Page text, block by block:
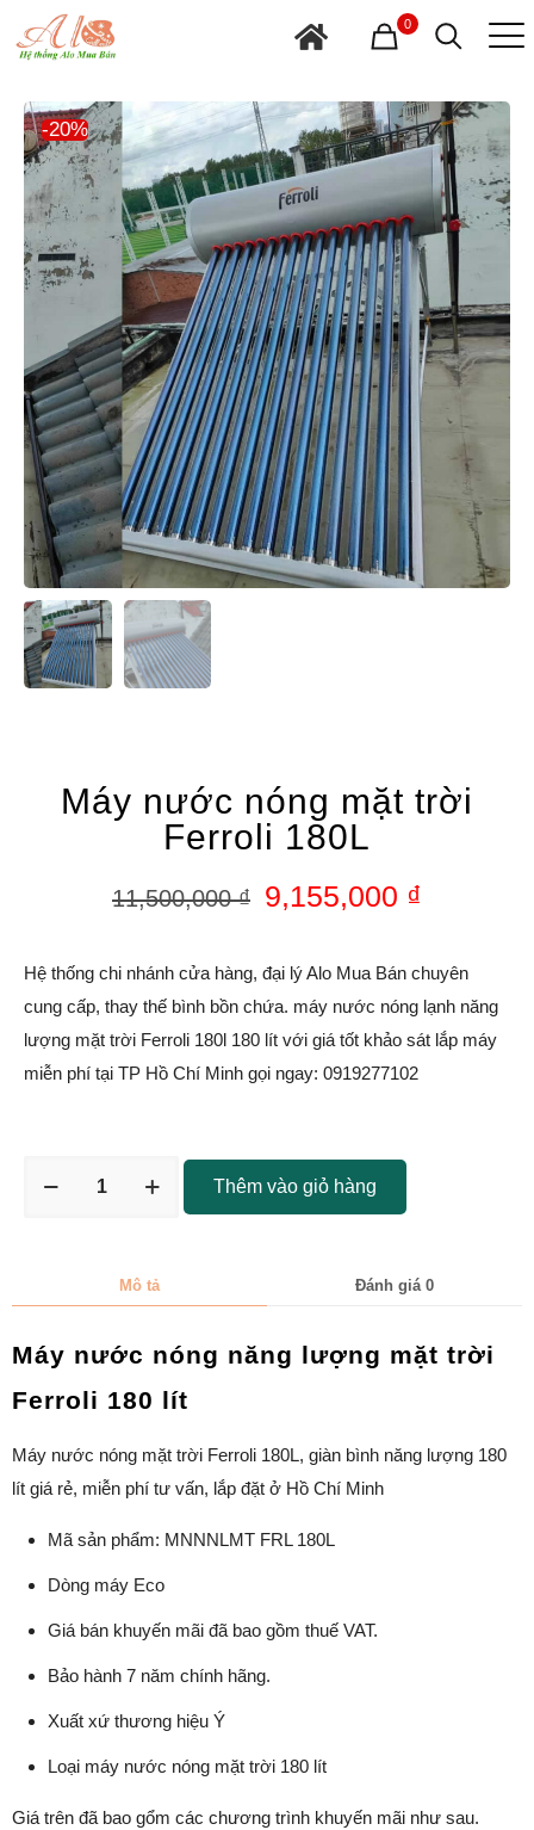
0
-20%
Máy nước nóng mặt trời
Ferroli 180L
11,500,000₫ 9,155,000 ₫
Hệ thống chi nhánh cửa hàng, đại lý Alo Mua Bán chuyên
cung cấp, thay thế bình bồn chứa. máy nước nóng lạnh năng
lượng mặt trời Ferroli 180l 180 lít với giá tốt khảo sát lắp máy
miễn phí tại TP Hồ Chí Minh gọi ngay: 0919277102
Thêm vào giỏ hàng
Mô tả Đánh giá 0
Máy nước nóng năng lượng mặt trời
Ferroli 180 lít
Máy nước nóng mặt trời Ferroli 180L, giàn bình năng lượng 180
lít giá rẻ, miễn phí tư vấn, lắp đặt ở Hồ Chí Minh
Mã sản phẩm: MNNNLMT FRL 180L
Dòng máy Eco
Giá bán khuyến mãi đã bao gồm thuế VAT.
Bảo hành 7 năm chính hãng.
Xuất xứ thương hiệu Ý
Loại máy nước nóng mặt trời 180 lít
Giá trên đã bao gổm các chương trình khuyến mãi như sau.